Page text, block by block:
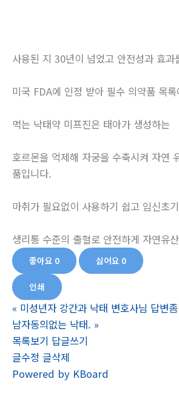
사용된 지 30년이 넘었고 안전성과 효과
미국 FDA에 인정 받아 필수 의약품 목
먹는 낙태약 미프진은 태아가 생성하는
호르몬을 억제해 자궁을 수축시켜 자연
품입니다.
마취가 필요없이 사용하기 쉽고 임신초
생리통 수준의 출혈로 안전하게 자연유
좋아요 0 싫어요 0
인쇄
« 미성년자 강간과 낙태 변호사님 답변
남자동의없는 낙태. »
목록보기 답글쓰기
글수정 글삭제
Powered by KBoard